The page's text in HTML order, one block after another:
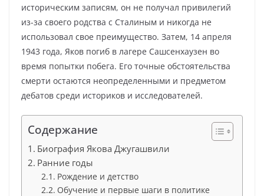
историческим записям, он не получал привилегий
из-за своего родства с Сталиным и никогда не
использовал свое преимущество. Затем, 14 апреля
1943 года, Яков погиб в лагере Сашсенхаузен во
время попытки побега. Его точные обстоятельства
смерти остаются неопределенными и предметом
дебатов среди историков и исследователей.
Содержание
Биография Якова Джугашвили
Ранние годы
Рождение и детство
Обучение и первые шаги в политике